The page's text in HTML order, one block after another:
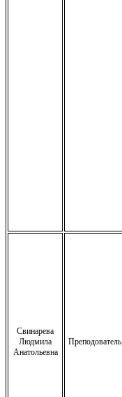
Свинарева
Людмила
Анатольевна
Преподователь